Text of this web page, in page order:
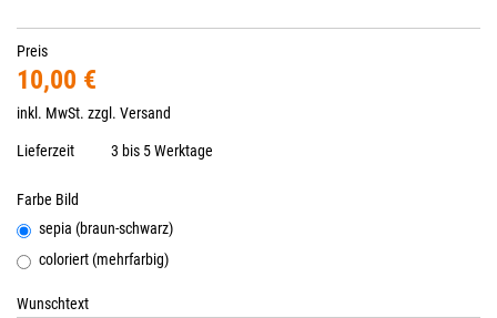
Preis
10,00 €
inkl. MwSt. zzgl. Versand
Lieferzeit 3 bis 5 Werktage
Farbe Bild
sepia (braun-schwarz)
coloriert (mehrfarbig)
Wunschtext